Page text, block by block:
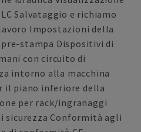
Salvataggio e richiamo
Impostazioni della
stampa Dispositivi di
con circuito di
intorno alla macchina
il piano inferiore della
per rack/ingranaggi
sicurezza Conformità agli